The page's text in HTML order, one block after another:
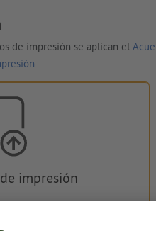
de impresión se aplican el
impresión
antes o después de la